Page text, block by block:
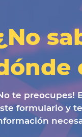
te preocupes!
formulario y